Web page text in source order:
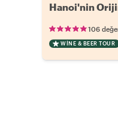
Hanoi'nin
106
WINE & BEER TOUR